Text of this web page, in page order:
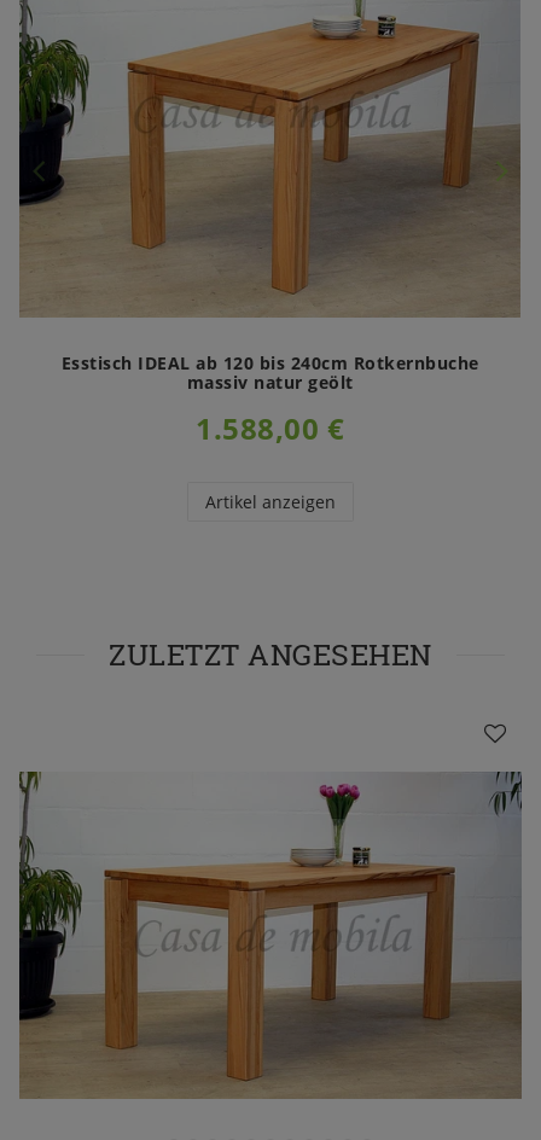
Esstisch IDEAL ab 120 bis 240cm Rotkernbuche
massiv natur geölt
1.588,00 €
Artikel anzeigen
ZULETZT ANGESEHEN